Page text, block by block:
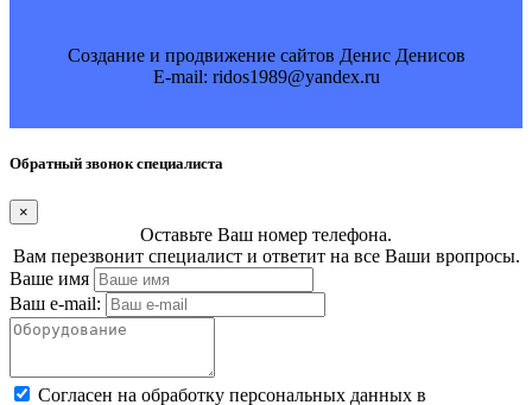
Создание и продвижение сайтов Денис Денисов
E-mail: ridos1989@yandex.ru
Обратный звонок специалиста
×
Оставьте Ваш номер телефона.
Вам перезвонит специалист и ответит на все Ваши вропросы.
Ваше имя
Ваш e-mail:
Cогласен на обработку персональных данных в